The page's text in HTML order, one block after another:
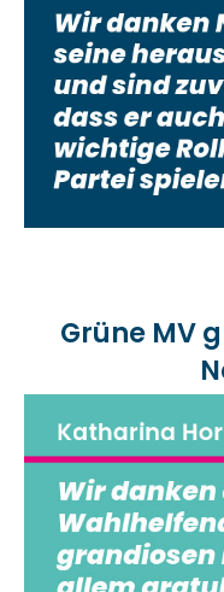
Grüne MV